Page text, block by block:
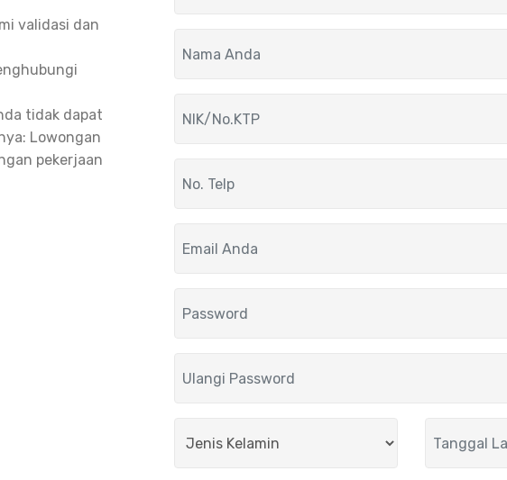
validasi dan
tidak dapat
Lowongan
pekerjaan